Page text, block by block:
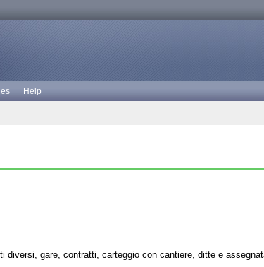
Help
diversi, gare, contratti, carteggio con cantiere, ditte e